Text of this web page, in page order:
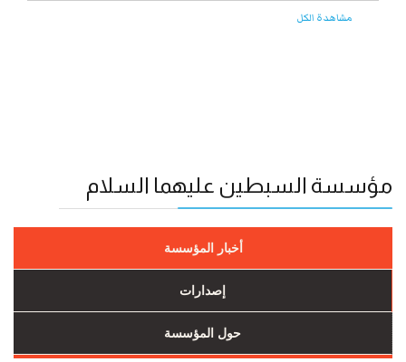
مشاهدة الكل
مؤسسة السبطين عليهما السلام
أخبار المؤسسة
إصدارات
حول المؤسسة